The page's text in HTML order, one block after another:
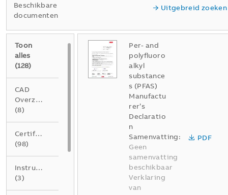
Beschikbare
documenten
Uitgebreid zoeken
Toon
alles
(128)
CAD
Overzichtstekening
(8)
Certificaat
(98)
Instructie
(3)
Per- and
polyfluoro
alkyl
substance
s (PFAS)
Manufactu
rer’s
Declaratio
n
Samenvatting:
Geen
samenvatting
beschikbaar
Verklaring
van
PDF